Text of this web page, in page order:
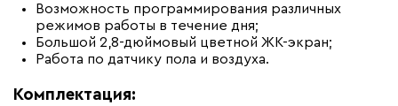
Возможность программирования различных
режимов работы в течение дня;
Большой 2,8-дюймовый цветной ЖК-экран;
Работа по датчику пола и воздуха.
Комплектация: